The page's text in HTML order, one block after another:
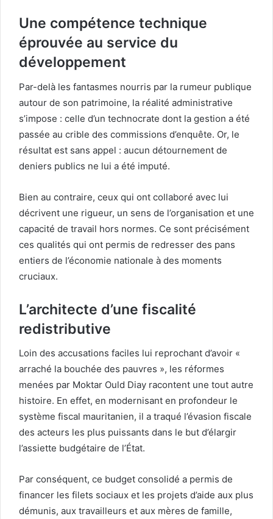
Une compétence technique
éprouvée au service du
développement
Par-delà les fantasmes nourris par la rumeur publique
autour de son patrimoine, la réalité administrative
s’impose : celle d’un technocrate dont la gestion a été
passée au crible des commissions d’enquête. Or, le
résultat est sans appel : aucun détournement de
deniers publics ne lui a été imputé.
Bien au contraire, ceux qui ont collaboré avec lui
décrivent une rigueur, un sens de l’organisation et une
capacité de travail hors normes. Ce sont précisément
ces qualités qui ont permis de redresser des pans
entiers de l’économie nationale à des moments
cruciaux.
L’architecte d’une fiscalité
redistributive
Loin des accusations faciles lui reprochant d’avoir «
arraché la bouchée des pauvres », les réformes
menées par Moktar Ould Diay racontent une tout autre
histoire. En effet, en modernisant en profondeur le
système fiscal mauritanien, il a traqué l’évasion fiscale
des acteurs les plus puissants dans le but d’élargir
l’assiette budgétaire de l’État.
Par conséquent, ce budget consolidé a permis de
financer les filets sociaux et les projets d’aide aux plus
démunis, aux travailleurs et aux mères de famille,